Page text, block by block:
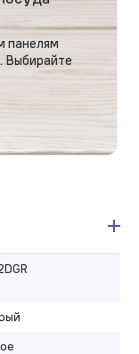
панелям
. Выбирайте